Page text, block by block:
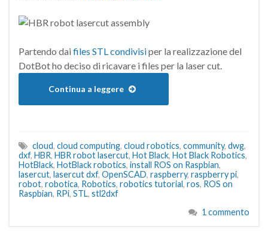
Partendo dai files STL condivisiper la realizzazione del
DotBot ho deciso di ricavare i files per la laser cut.
Continua a leggere
cloud, cloud computing, cloud robotics, community, dwg,
dxf, HBR, HBR robot lasercut, Hot Black, Hot Black Robotics,
HotBlack, HotBlack robotics, install ROS on Raspbian,
lasercut, lasercut dxf, OpenSCAD, raspberry, raspberry pi,
robot, robotica, Robotics, robotics tutorial, ros, ROS on
Raspbian, RPi, STL, stl2dxf
1 commento